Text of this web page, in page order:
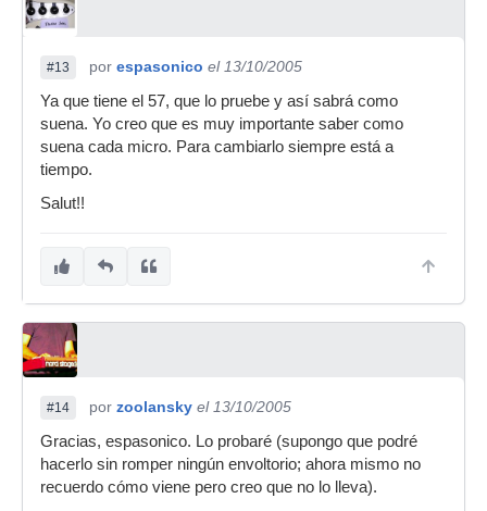
#13 por espasonico el 13/10/2005
Ya que tiene el 57, que lo pruebe y así sabrá como
suena. Yo creo que es muy importante saber como
suena cada micro. Para cambiarlo siempre está a
tiempo.
Salut!!
#14 por zoolansky el 13/10/2005
Gracias, espasonico. Lo probaré (supongo que podré
hacerlo sin romper ningún envoltorio; ahora mismo no
recuerdo cómo viene pero creo que no lo lleva).